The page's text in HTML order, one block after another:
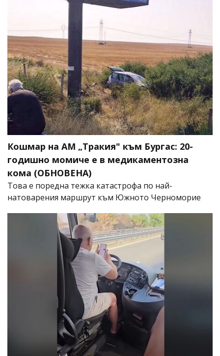
Кошмар на АМ „Тракия" към Бургас: 20-
годишно момиче е в медикаментозна
кома (ОБНОВЕНА)
Това е поредна тежка катастрофа по най-
натоварения маршрут към Южното Черноморие